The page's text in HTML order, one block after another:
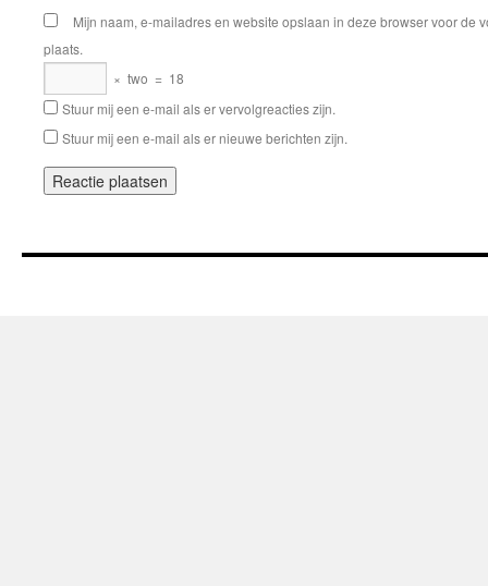
Mijn naam, e-mailadres en website opslaan in deze browser voor de
plaats.
× two = 18
Stuur mij een e-mail als er vervolgreacties zijn.
Stuur mij een e-mail als er nieuwe berichten zijn.